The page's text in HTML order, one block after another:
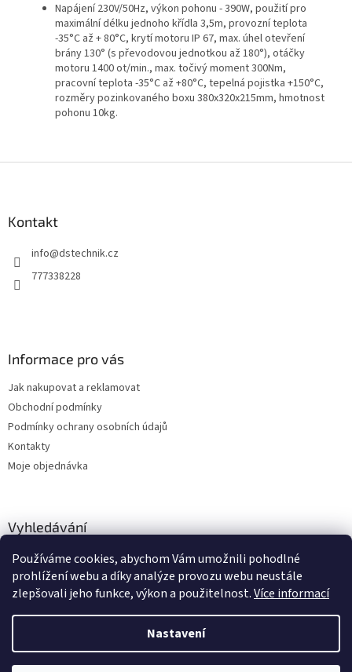
Používáme cookies, abychom Vám umožnili pohodlné
prohlížení webu a díky analýze provozu webu neustále
zlepšovali jeho funkce, výkon a použitelnost.Více informací
Nastavení
Napájení 230V/50Hz, výkon pohonu - 390W, použití pro
maximální délku jednoho křídla 3,5m, provozní teplota
-35°C až + 80°C, krytí motoru IP 67, max. úhel otevření
brány 130° (s převodovou jednotkou až 180°), otáčky
motoru 1400 ot/min., max. točivý moment 300Nm,
pracovní teplota -35°C až +80°C, tepelná pojistka +150°C,
rozměry pozinkovaného boxu 380x320x215mm, hmotnost
pohonu 10kg.
Kontakt
info@dstechnik.cz
777338228
Informace pro vás
Jak nakupovat a reklamovat
Obchodní podmínky
Podmínky ochrany osobních údajů
Kontakty
Moje objednávka
Vyhledávání
HLEDAT
Vytvořil Shoptet